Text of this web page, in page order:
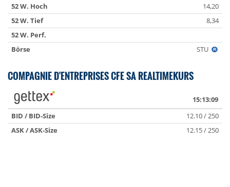
52 W. Hoch
14,20
52 W. Tief
8,34
52 W. Perf.
Börse
STU
COMPAGNIE D'ENTREPRISES CFE SA REALTIMEKURS
15:13:09
BID / BID-Size
12.10 / 250
ASK / ASK-Size
12.15 / 250